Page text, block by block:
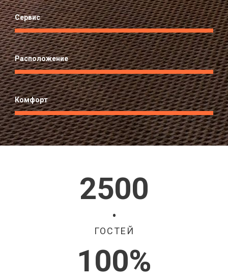
Сервис
Расположение
Комфорт
2500
•
ГОСТЕЙ
100%